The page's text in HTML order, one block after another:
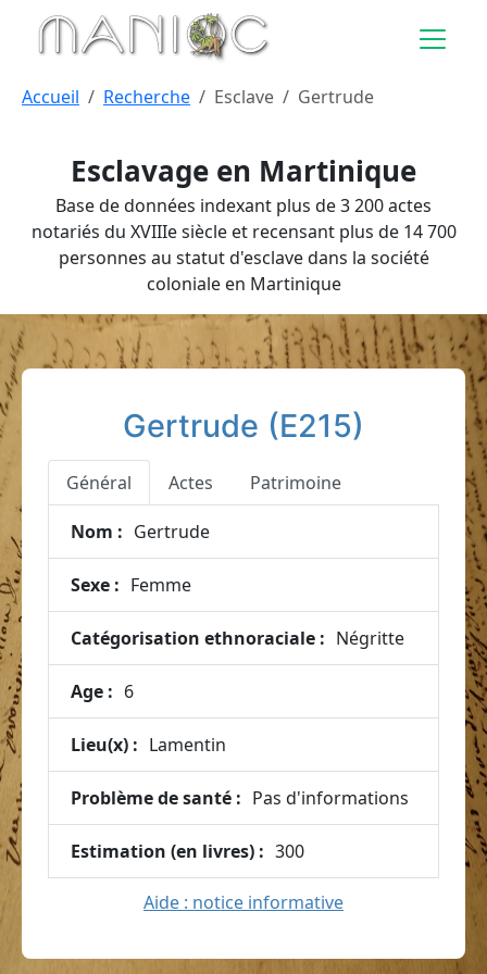
Aller au contenu principal
Esclavage en Martinique
Base de données indexant plus de 3 200 actes
notariés du XVIIIe siècle et recensant plus de 14 700
personnes au statut d'esclave dans la société
coloniale en Martinique
Accueil Recherche Esclave Gertrude
Gertrude (E215)
Général Actes Patrimoine
Nom : Gertrude
Sexe : Femme
Catégorisation ethnoraciale : Négritte
Age : 6
Lieu(x) : Lamentin
Problème de santé : Pas d'informations
Estimation (en livres) : 300
Aide : notice informative